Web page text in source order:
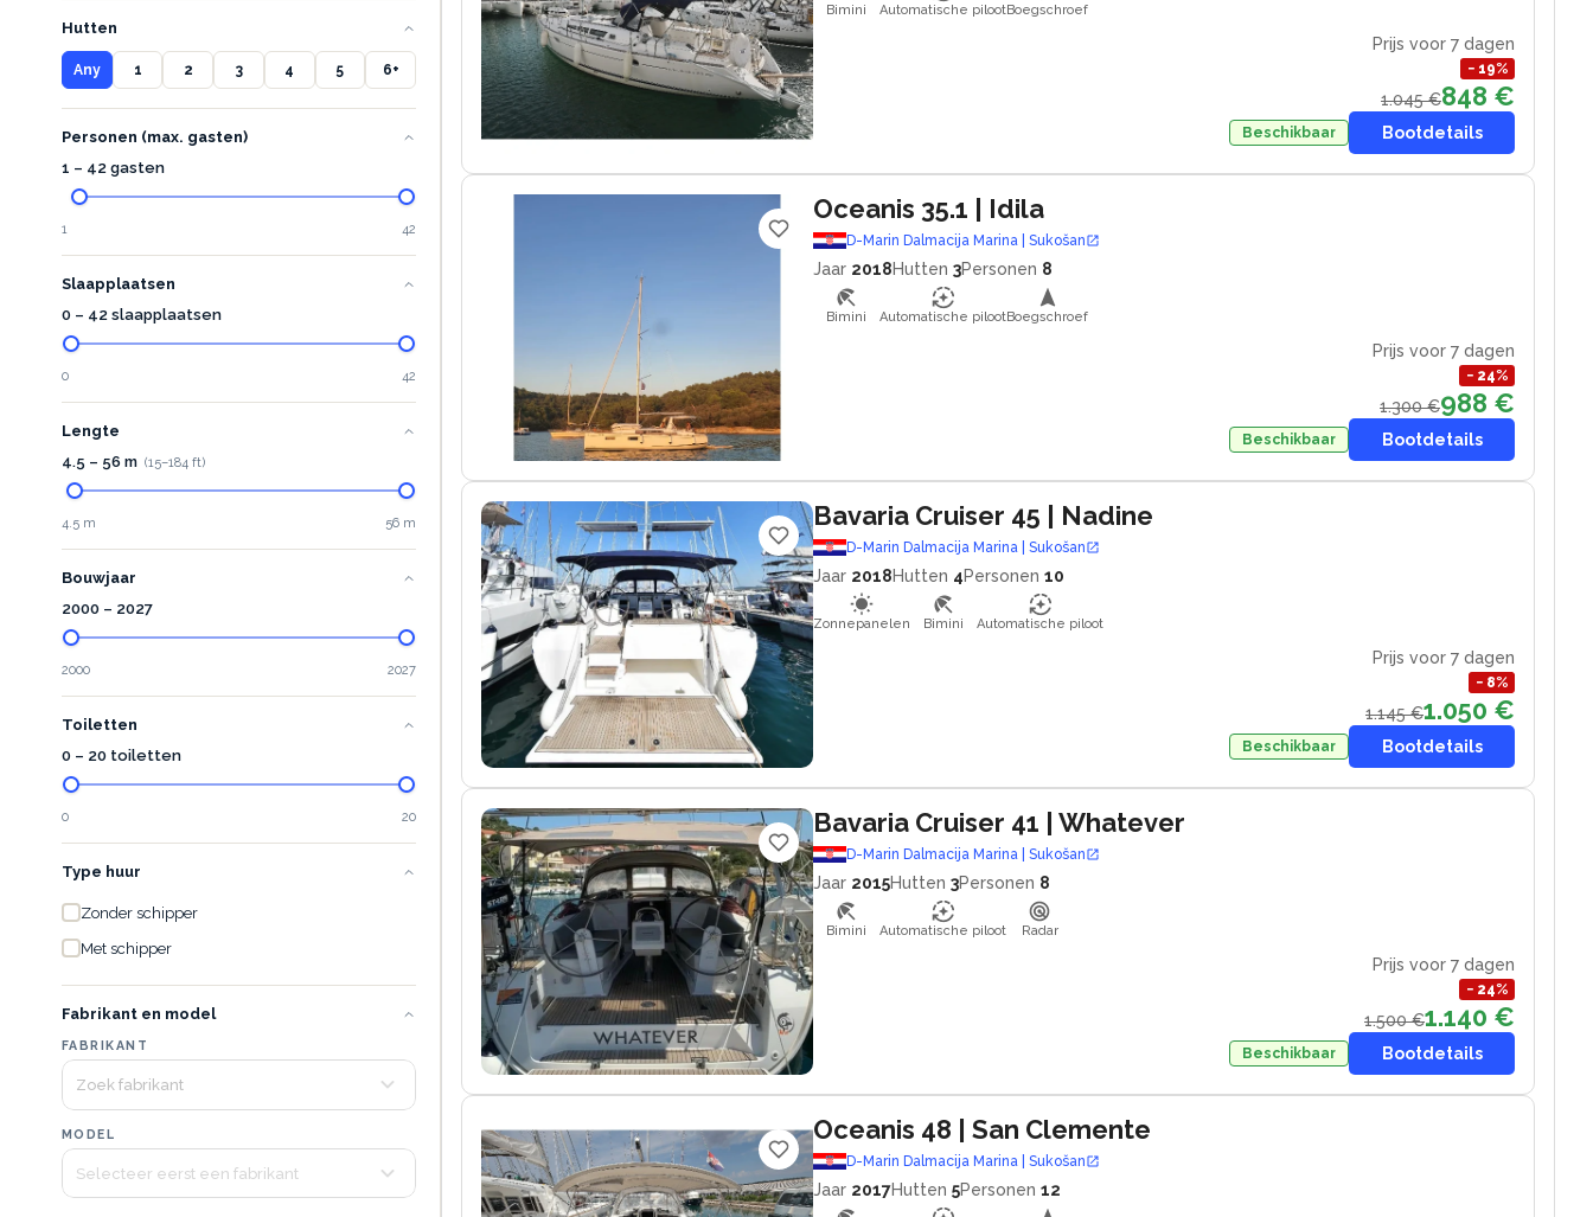
Hutten
Any 1 2 3 4 5 6+
Personen (max. gasten)
1 – 42 gasten
1 42
Slaapplaatsen
0 – 42 slaapplaatsen
0 42
Lengte
4.5 – 56 m (15–184 ft)
4.5 m 56 m
Bouwjaar
2000 – 2027
2000 2027
Toiletten
0 – 20 toiletten
0 20
Type huur
Zonder schipper
Met schipper
Fabrikant en model
FABRIKANT
MODEL
Bimini Automatische pilootBoegschroef
Prijs voor 7 dagen
− 19%
1.045 €848 €
Beschikbaar Bootdetails
Oceanis 35.1 | Idila
D-Marin Dalmacija Marina | Sukošan
Jaar 2018Hutten 3Personen 8
Bimini Automatische pilootBoegschroef
Prijs voor 7 dagen
− 24%
1.300 €988 €
Beschikbaar Bootdetails
Bavaria Cruiser 45 | Nadine
D-Marin Dalmacija Marina | Sukošan
Jaar 2018Hutten 4Personen 10
Zonnepanelen Bimini Automatische piloot
Prijs voor 7 dagen
− 8%
1.145 €1.050 €
Beschikbaar Bootdetails
Bavaria Cruiser 41 | Whatever
D-Marin Dalmacija Marina | Sukošan
Jaar 2015Hutten 3Personen 8
Bimini Automatische piloot Radar
Prijs voor 7 dagen
− 24%
1.500 €1.140 €
Beschikbaar Bootdetails
Oceanis 48 | San Clemente
D-Marin Dalmacija Marina | Sukošan
Jaar 2017Hutten 5Personen 12